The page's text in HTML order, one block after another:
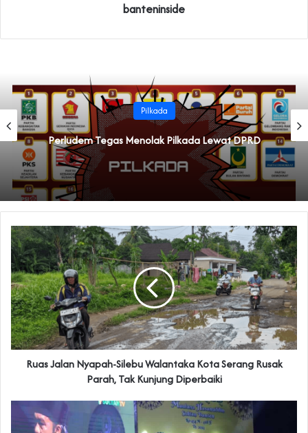
banteninside
Pilkada
Perludem Tegas Menolak Pilkada Lewat DPRD
Ruas Jalan Nyapah-Silebu Walantaka Kota Serang Rusak
Parah, Tak Kunjung Diperbaiki